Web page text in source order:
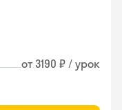
от 3190 ₽ / урок